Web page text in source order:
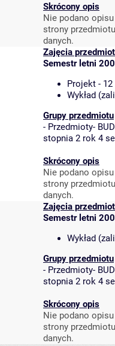
Skrócony opis
Nie podano
strony
danych.
Zajęcia
Semestr letni
Projekt -
Wykład
Grupy przedmiotu
- Przedmioty-
stopnia 2 rok 4
Skrócony opis
Nie podano
strony
danych.
Zajęcia
Semestr letni
Wykład
Grupy przedmiotu
- Przedmioty-
stopnia 2 rok 4
Skrócony opis
Nie podano
strony
danych.